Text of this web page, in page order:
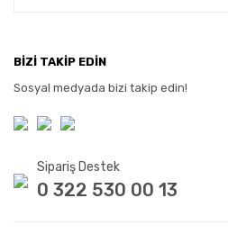
BİZİ TAKİP EDİN
Sosyal medyada bizi takip edin!
Sipariş Destek
0 322 530 00 13